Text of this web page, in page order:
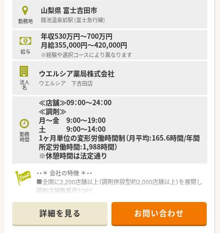
時短勤務ができるよう変更予定です。
■年間休日が120日とワークライフバランスが整っています
■日用品から常備薬まで、従業員割引制度など嬉しいメリットも
たくさんあります！
勤務地
山梨県 富士吉田市
葭池温泉前駅 (富士急行線)
給与
年収530万円～700万円
月給355,000円～420,000円
※経験や選択コースにより異なります
法人
名
ウエルシア薬局株式会社
ウエルシア 下吉田店
勤務
時間
≪店舗≫09：00～24：00
≪調剤≫
月～金 9:00～19:00
土 9:00～14:00
1ヶ月単位の変形労働時間制（月平均:165.6時間/年間
所定労働時間:1,988時間）
※休憩時間は法定通り
・・＊ 会社の特徴 ＊・・
■全国に2,200店舗以上（調剤併設型約2,000店舗以上）を展開し
調剤店舗数業界TOP！
頑張り次第で高給与も可能！
■経験や勤務コースによりますが、経験の少ない方でも500万前
半スタートと業界TOP水準！
詳細を見る お問い合わせ